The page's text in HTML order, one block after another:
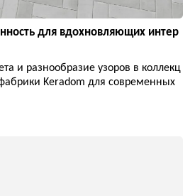
для вдохновляющих интер
и разнообразие узоров в коллекц
Keradom для современных